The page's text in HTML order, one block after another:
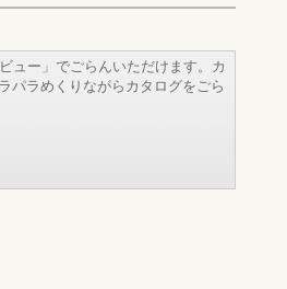
ュー」でごらんいただけます。カ
パラめくりながらカタログをごら